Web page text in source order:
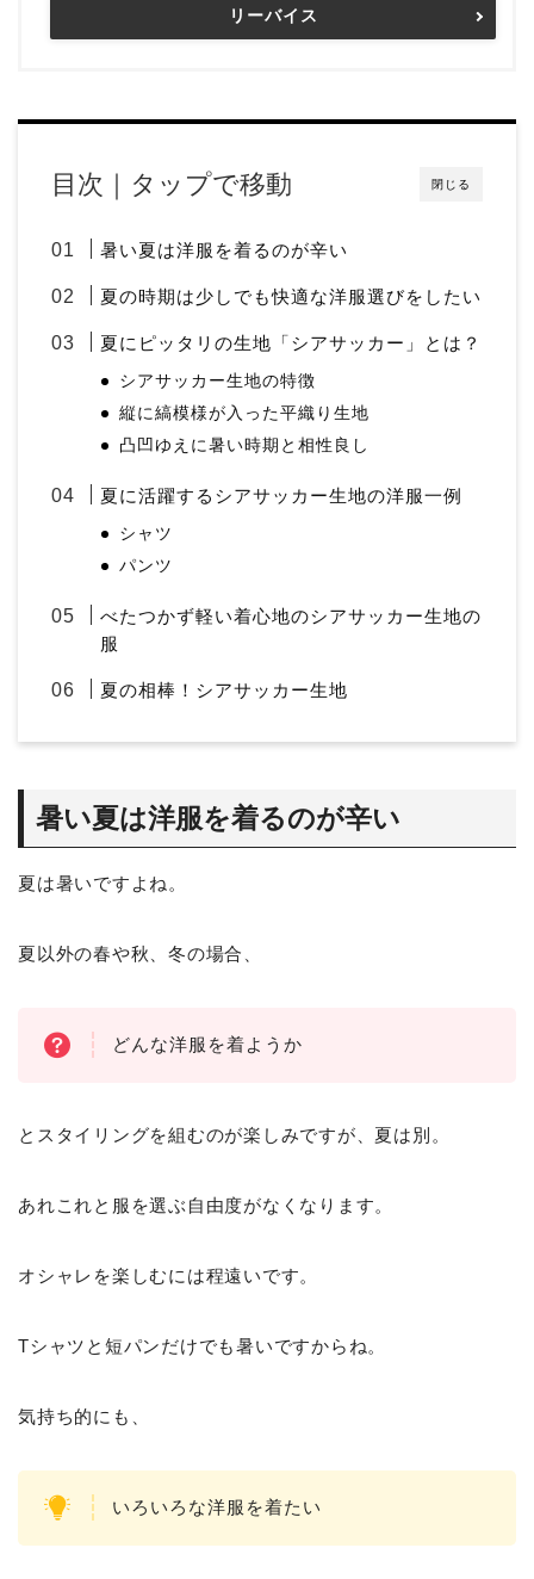
リーバイス
閉じる
目次｜タップで移動
暑い夏は洋服を着るのが辛い
夏の時期は少しでも快適な洋服選びをしたい
夏にピッタリの生地「シアサッカー」とは？
シアサッカー生地の特徴
縦に縞模様が入った平織り生地
凸凹ゆえに暑い時期と相性良し
夏に活躍するシアサッカー生地の洋服一例
シャツ
パンツ
べたつかず軽い着心地のシアサッカー生地の
服
夏の相棒！シアサッカー生地
暑い夏は洋服を着るのが辛い
夏は暑いですよね。
夏以外の春や秋、冬の場合、
どんな洋服を着ようか
とスタイリングを組むのが楽しみですが、夏は別。
あれこれと服を選ぶ自由度がなくなります。
オシャレを楽しむには程遠いです。
Tシャツと短パンだけでも暑いですからね。
気持ち的にも、
いろいろな洋服を着たい